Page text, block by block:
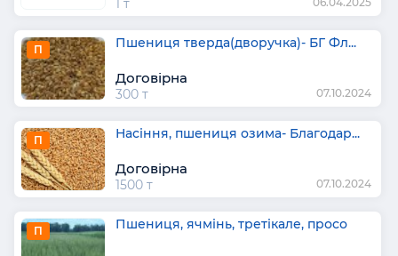
1 т
П Пшениця тверда(дворучка)- БГ Фл...
Договірна
300 т 07.10.2024
П Насіння, пшениця озима- Благодар...
Договірна
1500 т 07.10.2024
П Пшениця, ячмінь, третікале, просо